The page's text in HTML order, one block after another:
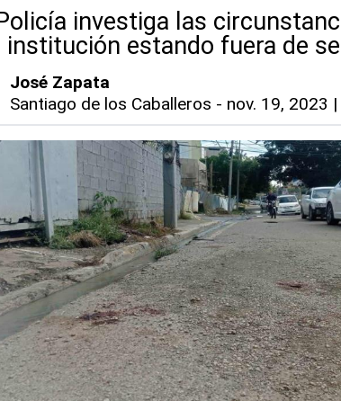
investiga las
institución estando fuera de
José Zapata
Santiago de los Caballeros - nov. 19, 2023